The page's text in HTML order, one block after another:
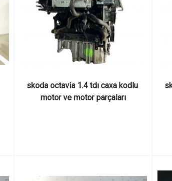
skoda octavia 1.4 tdı caxa kodlu
motor ve motor parçaları